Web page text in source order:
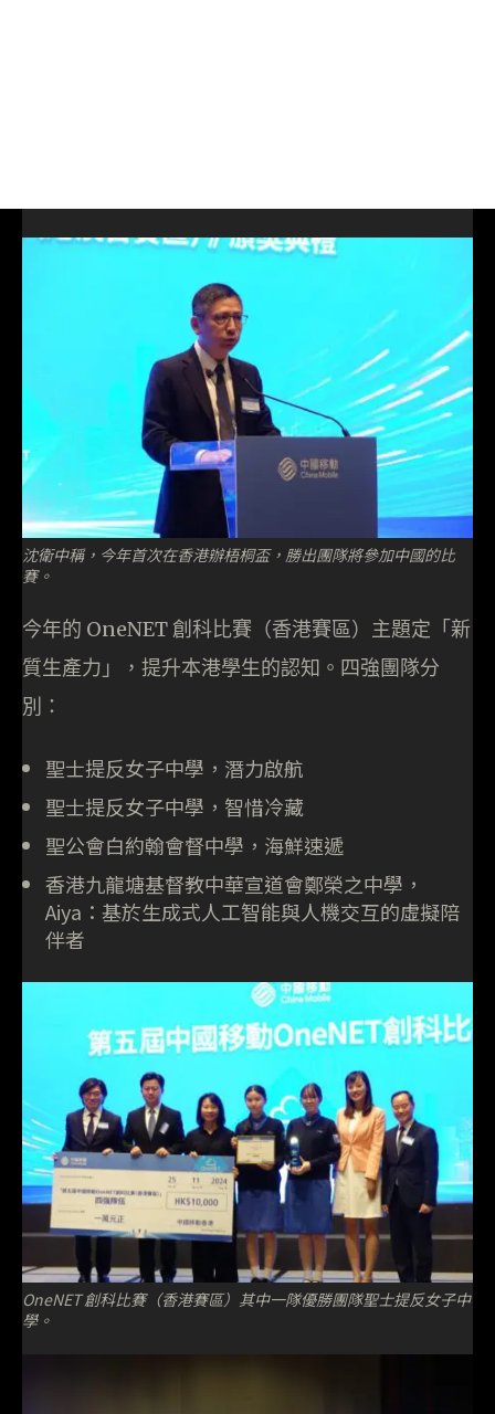
沈衛中稱，今年首次在香港辦梧桐盃，勝出團隊將參加中國的比
賽。
今年的 OneNET 創科比賽（香港賽區）主題定「新
質生產力」，提升本港學生的認知。四強團隊分
別：
聖士提反女子中學，潛力啟航
聖士提反女子中學，智惜冷藏
聖公會白約翰會督中學，海鮮速遞
香港九龍塘基督教中華宣道會鄭榮之中學，
Aiya：基於生成式人工智能與人機交互的虛擬陪
伴者
OneNET 創科比賽（香港賽區）其中一隊優勝團隊聖士提反女子中
學。